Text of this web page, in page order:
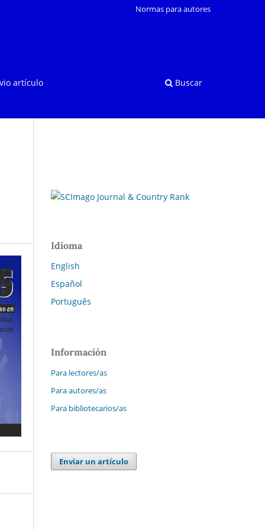
artículo Buscar
Normas para autores
Idioma
English
Español
Português
Información
Para lectores/as
Para autores/as
Para bibliotecarios/as
Enviar un artículo